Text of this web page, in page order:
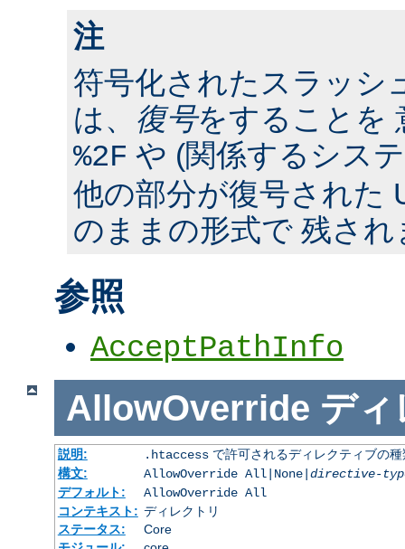
注
符号化されたスラッシ
は、 復号をすることを
%2F や (関係するシス
他の部分が復号された
のままの形式で 残され
参照
AcceptPathInfo
AllowOverride ディ
説明: .htaccessで許可されるディレクティブの種
構文:
AllowOverride All|None| directive-
デフォルト:
AllowOverride All
コンテキスト: ディレクトリ
ステータス:
Core